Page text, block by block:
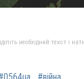
необхідний текст і